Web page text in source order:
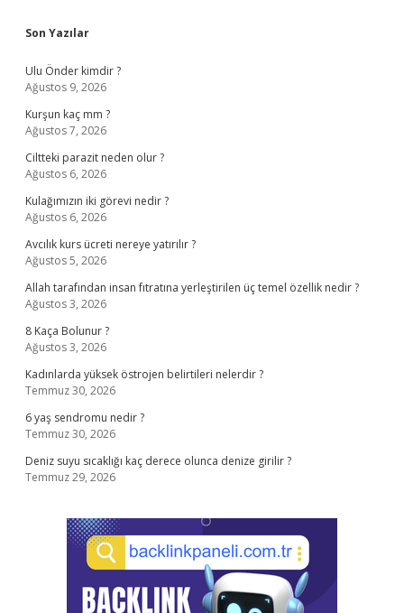
Sidebar
Son Yazılar
Ulu Önder kimdir ?
Ağustos 9, 2026
Kurşun kaç mm ?
Ağustos 7, 2026
Ciltteki parazit neden olur ?
Ağustos 6, 2026
Kulağımızın iki görevi nedir ?
Ağustos 6, 2026
Avcılık kurs ücreti nereye yatırılır ?
Ağustos 5, 2026
Allah tarafından insan fıtratına yerleştirilen üç temel özellik nedir ?
Ağustos 3, 2026
8 Kaça Bolunur ?
Ağustos 3, 2026
Kadınlarda yüksek östrojen belirtileri nelerdir ?
Temmuz 30, 2026
6 yaş sendromu nedir ?
Temmuz 30, 2026
Deniz suyu sıcaklığı kaç derece olunca denize girilir ?
Temmuz 29, 2026